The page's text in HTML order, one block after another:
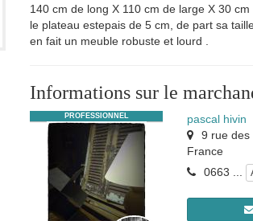
140 cm de long X 110 cm de large X 30
le plateau estepais de 5 cm, de part sa
en fait un meuble robuste et lourd .
Informations sur le
PROFESSIONNEL
pascal hivin
9 rue des
France
0663 ...